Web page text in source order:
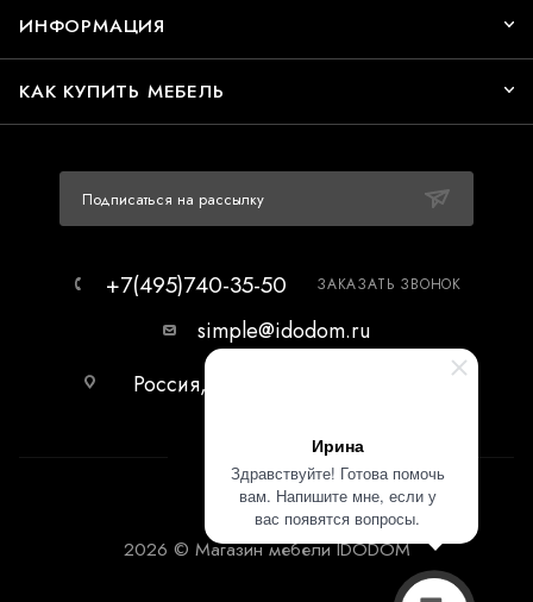
Ирина
Здравствуйте! Готова помочь
вам. Напишите мне, если у
вас появятся вопросы.
ИНФОРМАЦИЯ
КАК КУПИТЬ МЕБЕЛЬ
Подписаться на рассылку
+7(495)740-35-50 ЗАКАЗАТЬ ЗВОНОК
simple@idodom.ru
Россия, г.Москва, МЦ Гранд-2,
2026 © Магазин мебели IDODOM